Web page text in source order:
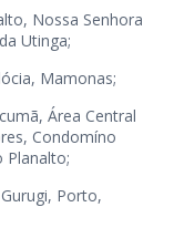
Nossa Senhora
Utinga;
Mamonas;
Área Central
Condomíno
Planalto;
Porto,